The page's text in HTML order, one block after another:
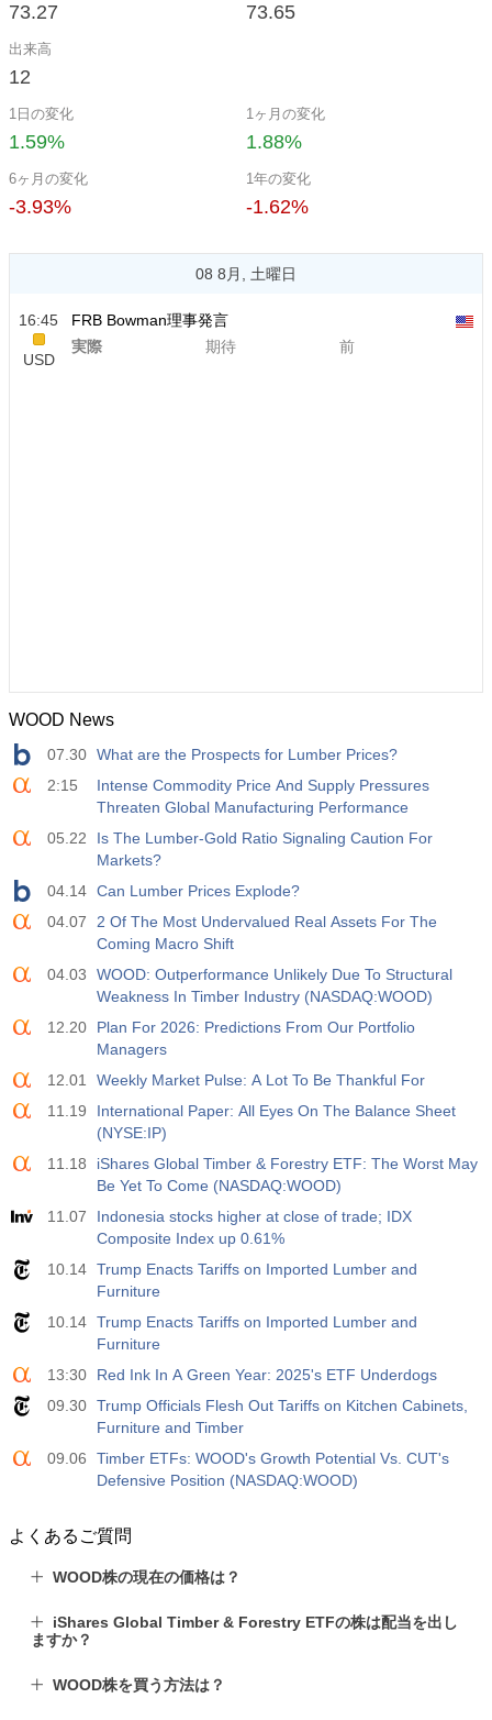
73.27 73.65
出来高
12
1日の変化
1.59%
1ヶ月の変化
1.88%
6ヶ月の変化
-3.93%
1年の変化
-1.62%
08 8月, 土曜日
16:45
USD
FRB Bowman理事発言
実際
期待 前
WOOD News
07.30 What are the Prospects for Lumber Prices?
2:15
Intense Commodity Price And Supply Pressures
Threaten Global Manufacturing Performance
05.22
Is The Lumber-Gold Ratio Signaling Caution For
Markets?
04.14 Can Lumber Prices Explode?
04.07
2 Of The Most Undervalued Real Assets For The
Coming Macro Shift
04.03
WOOD: Outperformance Unlikely Due To Structural
Weakness In Timber Industry (NASDAQ:WOOD)
12.20
Plan For 2026: Predictions From Our Portfolio
Managers
12.01
Weekly Market Pulse: A Lot To Be Thankful For
11.19
International Paper: All Eyes On The Balance Sheet
(NYSE:IP)
11.18
iShares Global Timber & Forestry ETF: The Worst May
Be Yet To Come (NASDAQ:WOOD)
11.07
Indonesia stocks higher at close of trade; IDX
Composite Index up 0.61%
10.14 Trump Enacts Tariffs on Imported Lumber and
Furniture
10.14 Trump Enacts Tariffs on Imported Lumber and
Furniture
13:30
Red Ink In A Green Year: 2025's ETF Underdogs
09.30 Trump Officials Flesh Out Tariffs on Kitchen Cabinets,
Furniture and Timber
09.06
Timber ETFs: WOOD's Growth Potential Vs. CUT's
Defensive Position (NASDAQ:WOOD)
よくあるご質問
WOOD株の現在の価格は？
iShares Global Timber & Forestry ETFの株は配当を出し
ますか？
WOOD株を買う方法は？